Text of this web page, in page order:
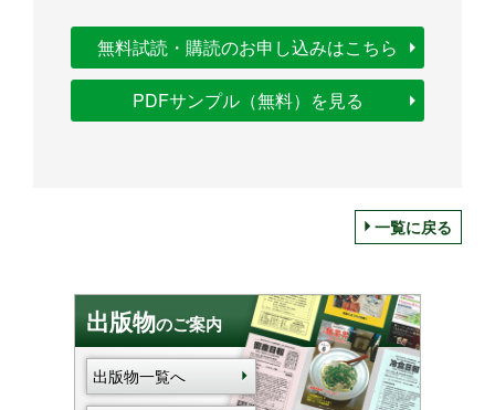
無料試読・購読のお申し込みはこちら
PDFサンプル（無料）を見る
一覧に戻る
出版物のご案内
出版物一覧へ